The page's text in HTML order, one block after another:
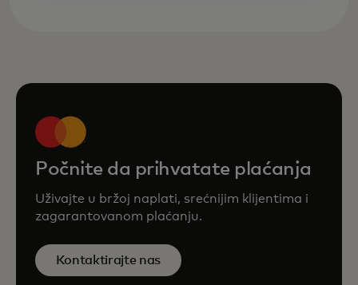
Počnite da prihvatate plaćanja
Uživajte u bržoj naplati, srećnijim klijentima i
zagarantovanom plaćanju.
Kontaktirajte nas​